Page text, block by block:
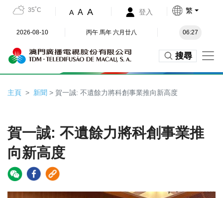
35˚C A A A 登入 繁
2026-08-10 丙午 馬年 六月廿八 06:27
搜尋
主頁 新聞 > 賀一誠: 不遺餘力將科創事業推向新高度
賀一誠: 不遺餘力將科創事業推
向新高度